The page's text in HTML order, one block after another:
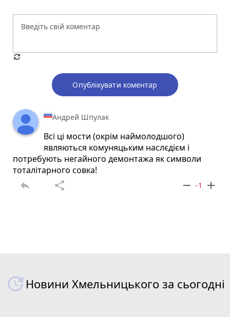
Опублікувати коментар
Андрей Шпулак
Всі ці мости (окрім наймолодшого)
являються комуняцьким наслєдієм і
потребують негайного демонтажа як символи
тоталітарного совка!
reply share remove -1 add
Новини Хмельницького за сьогодні